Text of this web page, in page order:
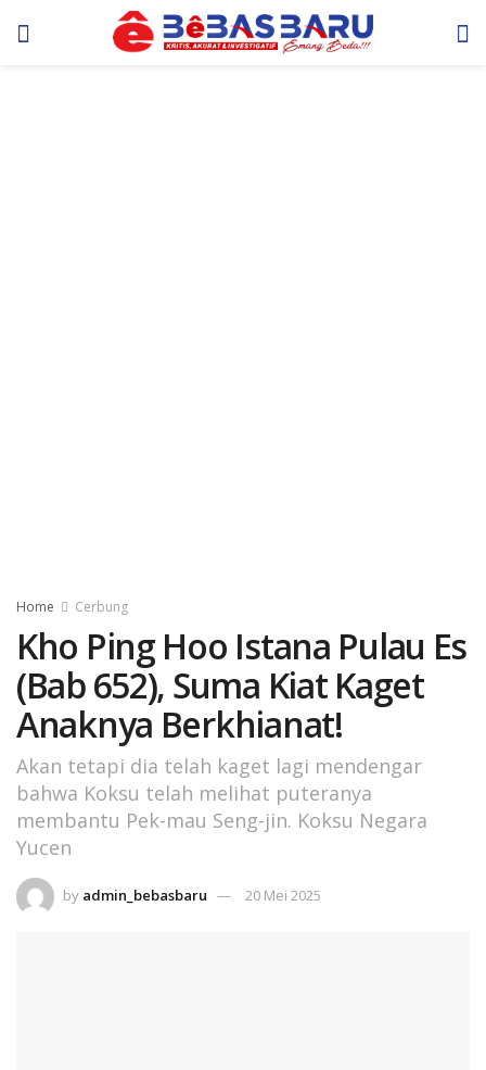
Home Cerbung
Kho Ping Hoo Istana Pulau Es
(Bab 652), Suma Kiat Kaget
Anaknya Berkhianat!
Akan tetapi dia telah kaget lagi mendengar
bahwa Koksu telah melihat puteranya
membantu Pek-mau Seng-jin. Koksu Negara
Yucen
by admin_bebasbaru 20 Mei 2025